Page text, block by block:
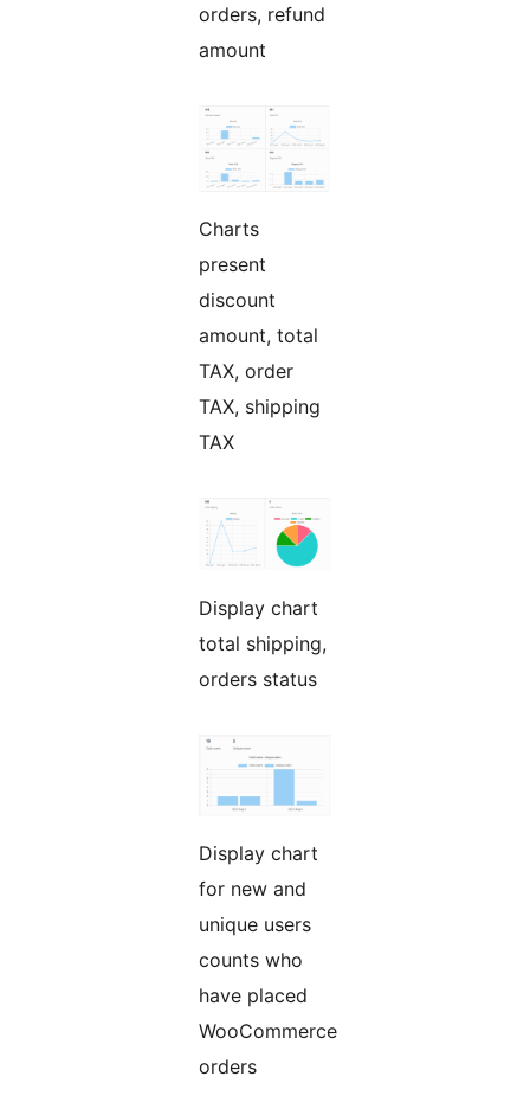
orders, refund
amount
Charts
present
discount
amount, total
TAX, order
TAX, shipping
TAX
Display chart
total shipping,
orders status
Display chart
for new and
unique users
counts who
have placed
WooCommerce
orders